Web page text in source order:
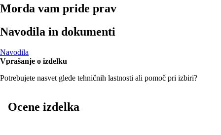
Morda vam pride prav
Navodila in dokumenti
Navodila
Vprašanje o izdelku
Potrebujete nasvet glede tehničnih lastnosti ali pomoč pri izbiri?
Ocene izdelka